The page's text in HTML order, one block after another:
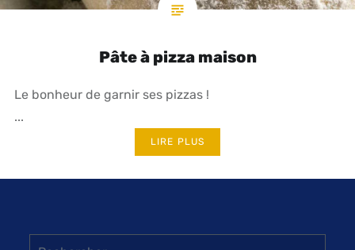
Pâte à pizza maison
Le bonheur de garnir ses pizzas !
...
LIRE PLUS